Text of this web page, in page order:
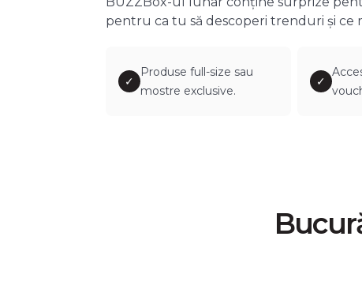
pentru ca tu să descoperi trenduri și ce
✓
Produse full-size sau
mostre exclusive.
✓